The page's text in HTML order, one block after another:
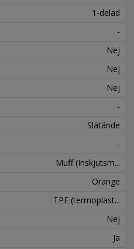
1-delad
-
Nej
Nej
Nej
-
Slätände
-
Muff (Inskjutsm...
Orange
TPE (termoplast...
Nej
Ja